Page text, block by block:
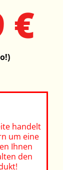
€
handelt
um eine
Ihnen
den